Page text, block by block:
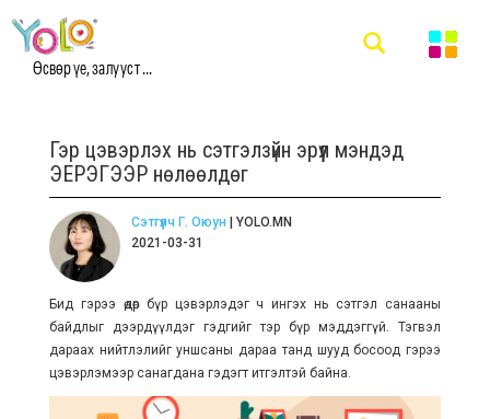
Өсвөр үе, залууст ...
Гэр цэвэрлэх нь сэтгэлзүйн эрүүл мэндэд
ЭЕРЭГЭЭР нөлөөлдөг
Сэтгүүлч Г. Оюун | YOLO.MN
2021-03-31
Бид гэрээ өдөр бүр цэвэрлэдэг ч ингэх нь сэтгэл санааны
байдлыг дээрдүүлдэг гэдгийг тэр бүр мэддэггүй. Тэгвэл
дараах нийтлэлийг уншсаны дараа танд шууд босоод гэрээ
цэвэрлэмээр санагдана гэдэгт итгэлтэй байна.